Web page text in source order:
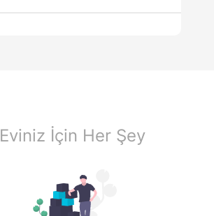
Eviniz İçin Her Şey